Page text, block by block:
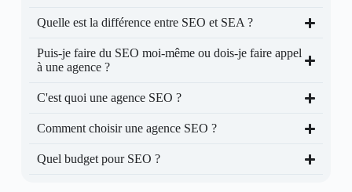
Quelle est la différence entre SEO et SEA ?
Puis-je faire du SEO moi-même ou dois-je faire appel
à une agence ?
C'est quoi une agence SEO ?
Comment choisir une agence SEO ?
Quel budget pour SEO ?